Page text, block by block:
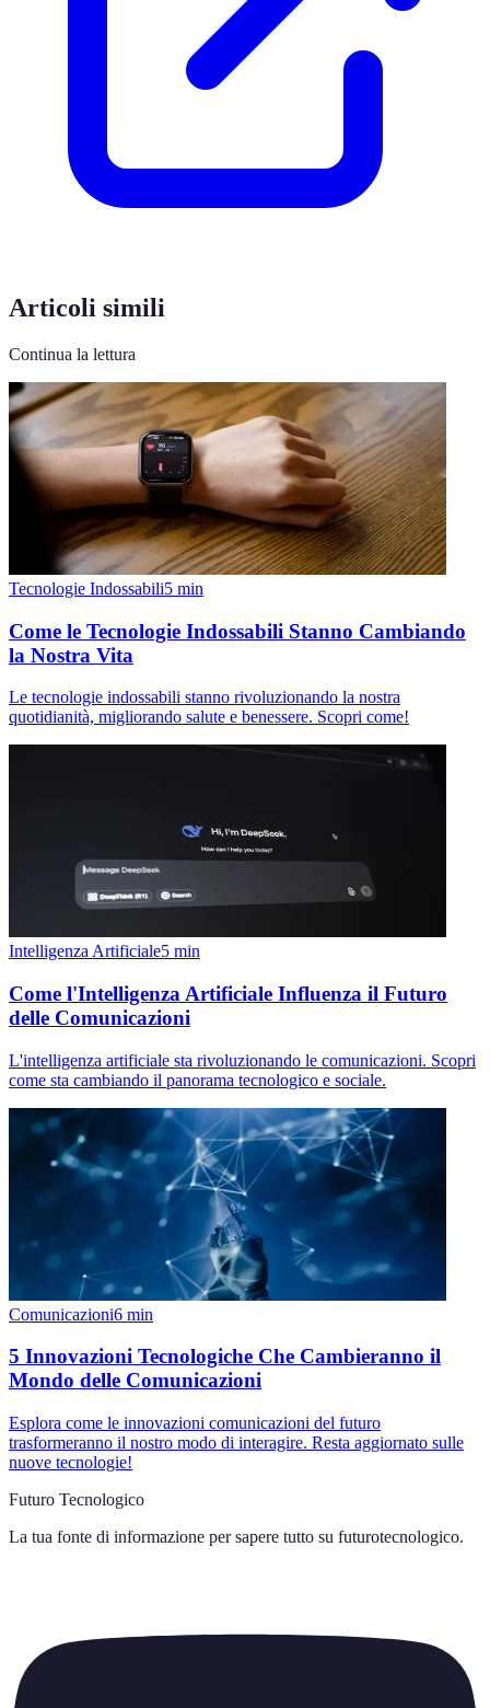
Articoli simili
Continua la lettura
Tecnologie Indossabili5 min
Come le Tecnologie Indossabili Stanno Cambiando
la Nostra Vita
Le tecnologie indossabili stanno rivoluzionando la nostra
quotidianità, migliorando salute e benessere. Scopri come!
Intelligenza Artificiale5 min
Come l'Intelligenza Artificiale Influenza il Futuro
delle Comunicazioni
L'intelligenza artificiale sta rivoluzionando le comunicazioni. Scopri
come sta cambiando il panorama tecnologico e sociale.
Comunicazioni6 min
5 Innovazioni Tecnologiche Che Cambieranno il
Mondo delle Comunicazioni
Esplora come le innovazioni comunicazioni del futuro
trasformeranno il nostro modo di interagire. Resta aggiornato sulle
nuove tecnologie!
Futuro Tecnologico
La tua fonte di informazione per sapere tutto su futurotecnologico.